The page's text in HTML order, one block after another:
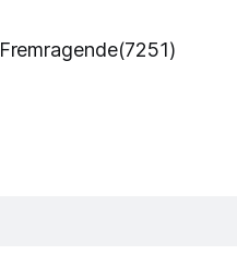
Fremragende(7251)